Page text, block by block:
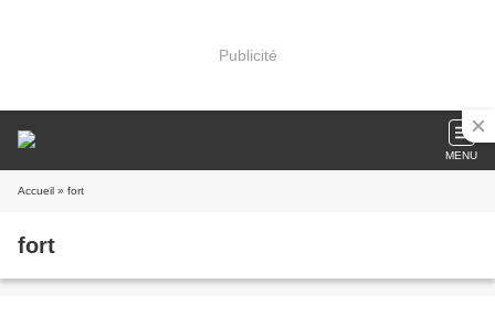
Publicité
MENU
Accueil » fort
fort